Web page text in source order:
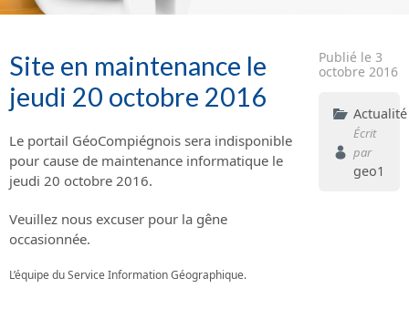
Site en maintenance le
jeudi 20 octobre 2016
Le portail GéoCompiégnois sera indisponible
pour cause de maintenance informatique le
jeudi 20 octobre 2016.
Veuillez nous excuser pour la gêne
occasionnée.
L’équipe du Service Information Géographique.
Publié le 3
octobre 2016
Actualité
Écrit
par
geo1